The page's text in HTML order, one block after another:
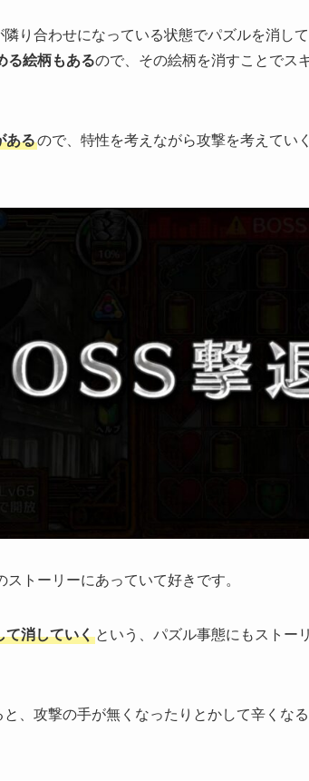
り合わせになっている状態でパズルを消し
る絵柄もあるので、その絵柄を消すことでス
あるので、特性を考えながら攻撃を考えてい
ストーリーにあっていて好きです。
て消していく という、パズル事態にもストー
、攻撃の手が無くなったりとかして辛くな